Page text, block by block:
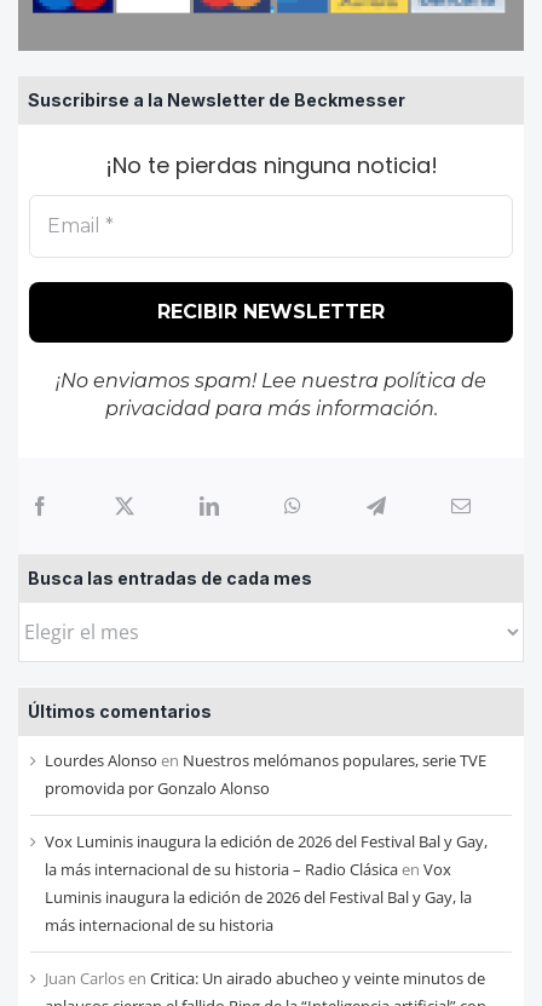
Suscribirse a la Newsletter de Beckmesser
¡No te pierdas ninguna noticia!
¡No enviamos spam! Lee nuestra política de
privacidadpara más información.
Busca las entradas de cada mes
Busca
entradas
de
cada
mes
Últimos comentarios
Lourdes Alonso en Nuestros melómanos populares, serie TVE
promovida por Gonzalo Alonso
Vox Luminis inaugura la edición de 2026 del Festival Bal y Gay,
la más internacional de su historia – Radio Clásicaen Vox
Luminis inaugura la edición de 2026 del Festival Bal y Gay, la
más internacional de su historia
Juan Carlosen Critica: Un airado abucheo y veinte minutos de